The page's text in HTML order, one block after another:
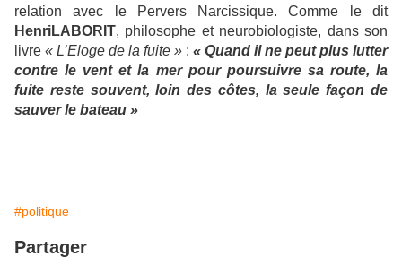
relation avec le Pervers Narcissique. Comme le dit
HenriLABORIT, philosophe et neurobiologiste, dans son
livre « L’Eloge de la fuite » : « Quand il ne peut plus lutter
contre le vent et la mer pour poursuivre sa route, la
fuite reste souvent, loin des côtes, la seule façon de
sauver le bateau »
#politique
Partager